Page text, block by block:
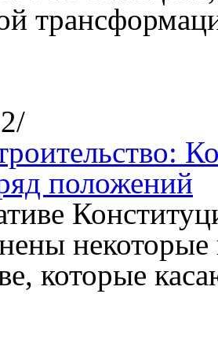
положений
некоторые
которые